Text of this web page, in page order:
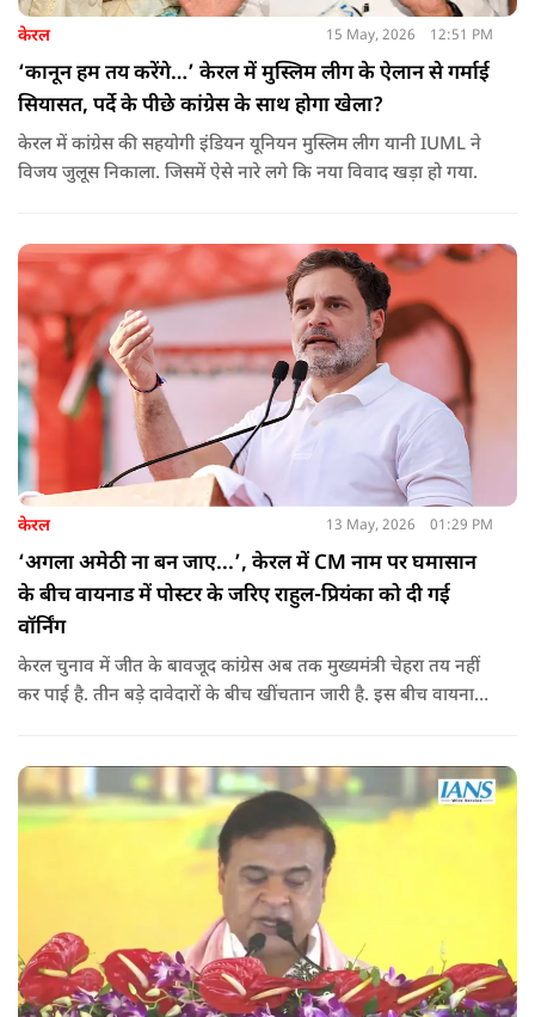
केरल 15 May, 2026 12:51 PM
‘कानून हम तय करेंगे…’ केरल में मुस्लिम लीग के ऐलान से गर्माई
सियासत, पर्दे के पीछे कांग्रेस के साथ होगा खेला?
केरल में कांग्रेस की सहयोगी इंडियन यूनियन मुस्लिम लीग यानी IUML ने
विजय जुलूस निकाला. जिसमें ऐसे नारे लगे कि नया विवाद खड़ा हो गया.
केरल 13 May, 2026 01:29 PM
‘अगला अमेठी ना बन जाए...’, केरल में CM नाम पर घमासान
के बीच वायनाड में पोस्टर के जरिए राहुल-प्रियंका को दी गई
वॉर्निंग
केरल चुनाव में जीत के बावजूद कांग्रेस अब तक मुख्यमंत्री चेहरा तय नहीं
कर पाई है. तीन बड़े दावेदारों के बीच खींचतान जारी है. इस बीच वायनाड